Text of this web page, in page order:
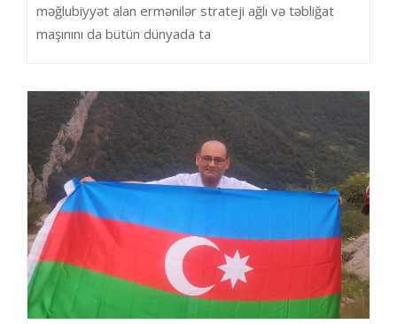
məğlubiyyət alan ermənilər strateji ağlı və təbliğat
maşınını da bütün dünyada ta